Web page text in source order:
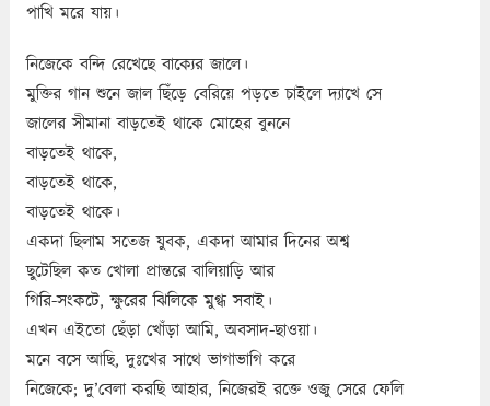
পাখি মরে যায়।
নিজেকে বন্দি রেখেছে বাক্যের জালে।
মুক্তির গান শুনে জাল ছিঁড়ে বেরিয়ে পড়তে চাইলে দ্যাখে সে
জালের সীমানা বাড়তেই থাকে মোহের বুননে
বাড়তেই থাকে,
বাড়তেই থাকে,
বাড়তেই থাকে।
একদা ছিলাম সতেজ যুবক, একদা আমার দিনের অশ্ব
ছুটেছিল কত খোলা প্রান্তরে বালিয়াড়ি আর
গিরি-সংকটে, ক্ষুরের ঝিলিকে মুগ্ধ সবাই।
এখন এইতো ছেঁড়া খোঁড়া আমি, অবসাদ-ছাওয়া।
মনে বসে আছি, দুঃখের সাথে ভাগাভাগি করে
নিজেকে; দু’বেলা করছি আহার, নিজেরই রক্তে ওজু সেরে ফেলি